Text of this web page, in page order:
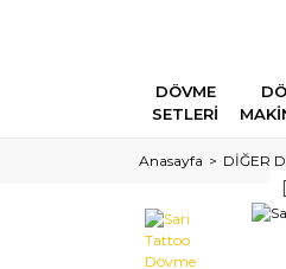
DÖVME
SETLERİ
Anasayfa DİĞER